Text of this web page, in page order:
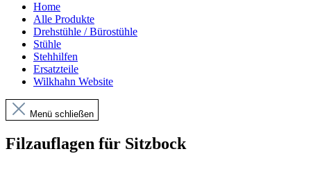
Home
Alle Produkte
Drehstühle / Bürostühle
Stühle
Stehhilfen
Ersatzteile
Wilkhahn Website
Menü schließen
Filzauflagen für Sitzbock